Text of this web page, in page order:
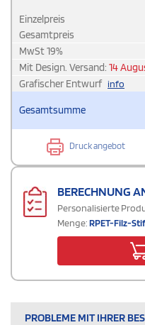
Einzelpreis
Gesamtpreis
MwSt19%
Mit Design. Versand: 14
Grafischer Entwurf info
Gesamtsumme
Druck angebot
BERECHNUNG
Personalisierte
Menge:RPET-Filz-
PROBLEME MIT IHRER